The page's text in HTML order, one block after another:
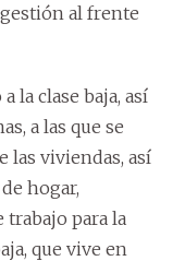
al frente
la clase baja, así
a las que se
las viviendas, así
hogar,
trabajo para la
que vive en